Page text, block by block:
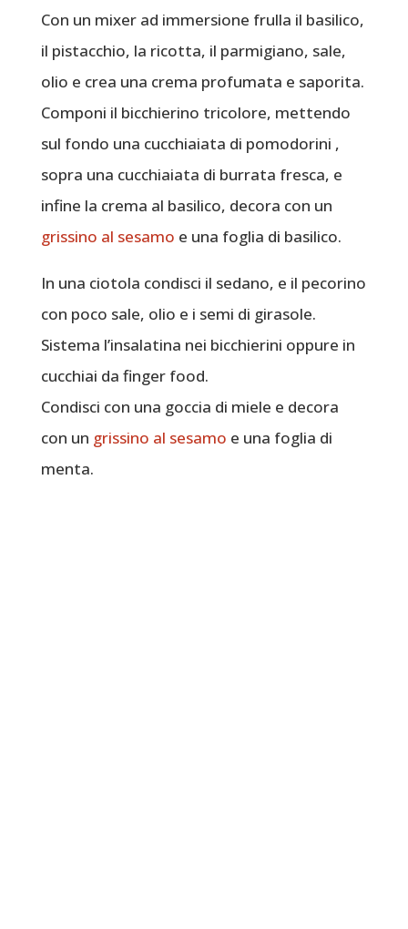
Con un mixer ad immersione frulla il basilico,
il pistacchio, la ricotta, il parmigiano, sale,
olio e crea una crema profumata e saporita.
Componi il bicchierino tricolore, mettendo
sul fondo una cucchiaiata di pomodorini ,
sopra una cucchiaiata di burrata fresca, e
infine la crema al basilico, decora con un
grissino al sesamo e una foglia di basilico.
In una ciotola condisci il sedano, e il pecorino
con poco sale, olio e i semi di girasole.
Sistema l’insalatina nei bicchierini oppure in
cucchiai da finger food.
Condisci con una goccia di miele e decora
con un grissino al sesamo e una foglia di
menta.